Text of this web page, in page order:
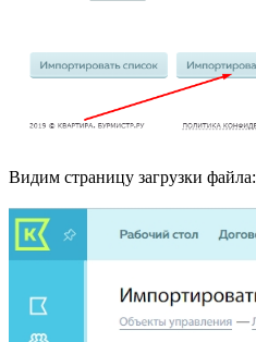
Видим страницу загрузки файла: